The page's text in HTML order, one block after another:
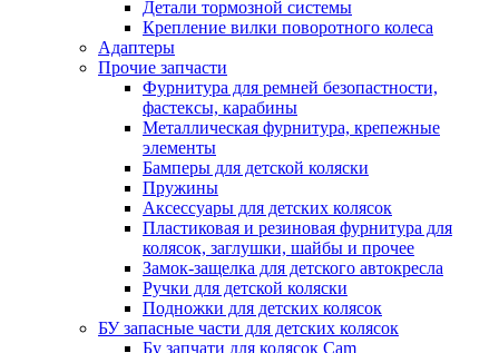
Детали тормозной системы
Крепление вилки поворотного колеса
Адаптеры
Прочие запчасти
Фурнитура для ремней безопастности,
фастексы, карабины
Металлическая фурнитура, крепежные
элементы
Бамперы для детской коляски
Пружины
Аксессуары для детских колясок
Пластиковая и резиновая фурнитура для
колясок, заглушки, шайбы и прочее
Замок-защелка для детского автокресла
Ручки для детской коляски
Подножки для детских колясок
БУ запасные части для детских колясок
Бу запчати для колясок Cam